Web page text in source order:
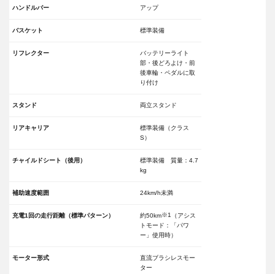
ハンドルバー アップ
バスケット 標準装備
リフレクター
バッテリーライト
部・後どろよけ・前
後車輪・ペダルに取
り付け
スタンド 両立スタンド
リアキャリア
標準装備（クラス
S）
チャイルドシート（後用）
標準装備 質量：4.7
kg
補助速度範囲 24km/h未満
充電1回の走行距離（標準パターン） 約50km※1
（アシス
トモード：「パワ
ー」使用時）
モーター形式
直流ブラシレスモー
ター